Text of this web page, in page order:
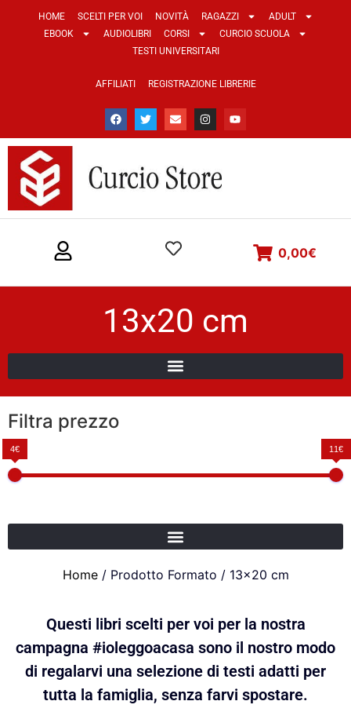
HOME SCELTI PER VOI NOVITÀ RAGAZZI
ADULT
EBOOK
AUDIOLIBRI CORSI
CURCIO SCUOLA
TESTI UNIVERSITARI
AFFILIATI REGISTRAZIONE LIBRERIE
0,00€
13x20 cm
Filtra prezzo
4€ 11€
Home/ Prodotto Formato / 13x20 cm
Questi libri scelti per voi per la nostra
campagna #ioleggoacasa sono il nostro modo
di regalarvi una selezione di testi adatti per
tutta la famiglia, senza farvi spostare.